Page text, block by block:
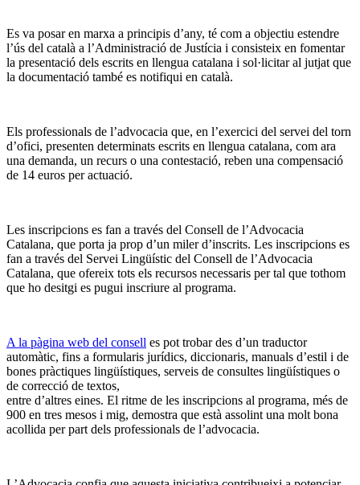
Es va posar en marxa a principis d’any, té com a objectiu estendre
l’ús del català a l’Administració de Justícia i consisteix en fomentar
la presentació dels escrits en llengua catalana i sol·licitar al jutjat que
la documentació també es notifiqui en català.
Els professionals de l’advocacia que, en l’exercici del servei del torn
d’ofici, presenten determinats escrits en llengua catalana, com ara
una demanda, un recurs o una contestació, reben una compensació
de 14 euros per actuació.
Les inscripcions es fan a través del Consell de l’Advocacia
Catalana, que porta ja prop d’un miler d’inscrits. Les inscripcions es
fan a través del Servei Lingüístic del Consell de l’Advocacia
Catalana, que ofereix tots els recursos necessaris per tal que tothom
que ho desitgi es pugui inscriure al programa.
A la pàgina web del consell es pot trobar des d’un traductor
automàtic, fins a formularis jurídics, diccionaris, manuals d’estil i de
bones pràctiques lingüístiques, serveis de consultes lingüístiques o
de correcció de textos,
entre d’altres eines. El ritme de les inscripcions al programa, més de
900 en tres mesos i mig, demostra que està assolint una molt bona
acollida per part dels professionals de l’advocacia.